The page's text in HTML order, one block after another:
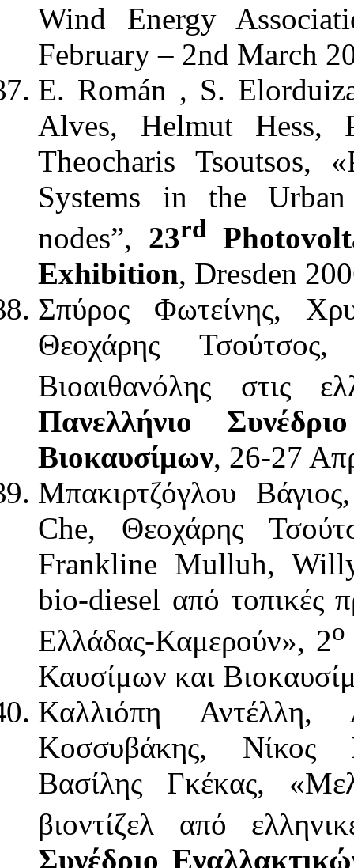
Wind Energy
February – 2nd March
E. Román , S.
Alves, Helmut Hess,
Theocharis Tsoutsos,
Systems in the
nodes”, 23rd
Exhibition, Dresden
Σπύρος Φωτείνης,
Θεοχάρης
Βιοαιθανόλης στις
Πανελλήνιο
Βιοκαυσίμων, 26-27
Μπακιρτζόγλου
Che, Θεοχάρης
Frankline Mulluh,
bio-diesel από τοπικές
Ελλάδας-Καμερούν», 2ο
Καυσίμων και
Καλλιόπη Αντέλλη,
Κοσσυβάκης, Νίκος
Βασίλης Γκέκας,
βιοντίζελ από
Συνέδριο